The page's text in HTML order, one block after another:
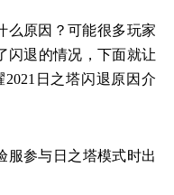
么原因？可能很多玩家
闪退的情况，下面就让
日之塔闪退原因介
服参与日之塔模式时出